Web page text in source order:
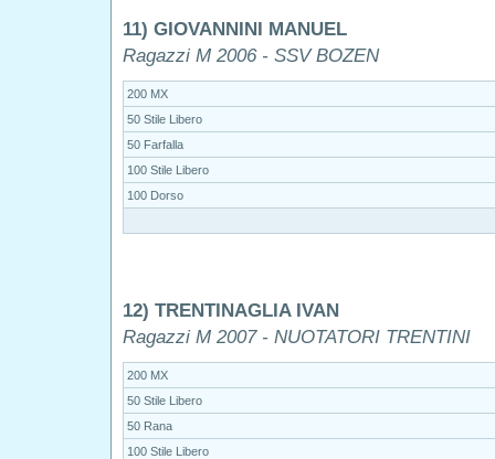
11) GIOVANNINI MANUEL
Ragazzi M 2006 - SSV BOZEN
200 MX
50 Stile Libero
50 Farfalla
100 Stile Libero
100 Dorso
12) TRENTINAGLIA IVAN
Ragazzi M 2007 - NUOTATORI TRENTINI
200 MX
50 Stile Libero
50 Rana
100 Stile Libero